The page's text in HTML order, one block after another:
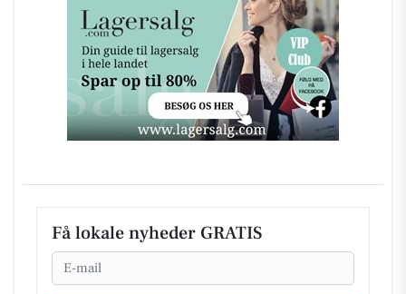
Få lokale nyheder GRATIS
Email